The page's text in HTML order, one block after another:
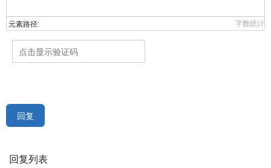
元素路径: 字数统计
回复
回复列表